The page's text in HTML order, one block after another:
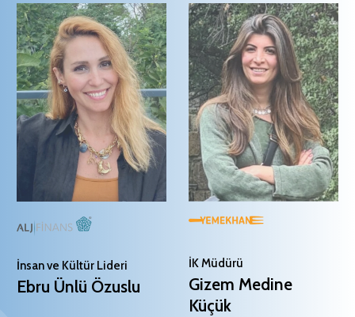
İnsan ve Kültür Lideri
Ebru Ünlü Özuslu
İK Müdürü
Gizem Medine
Küçük